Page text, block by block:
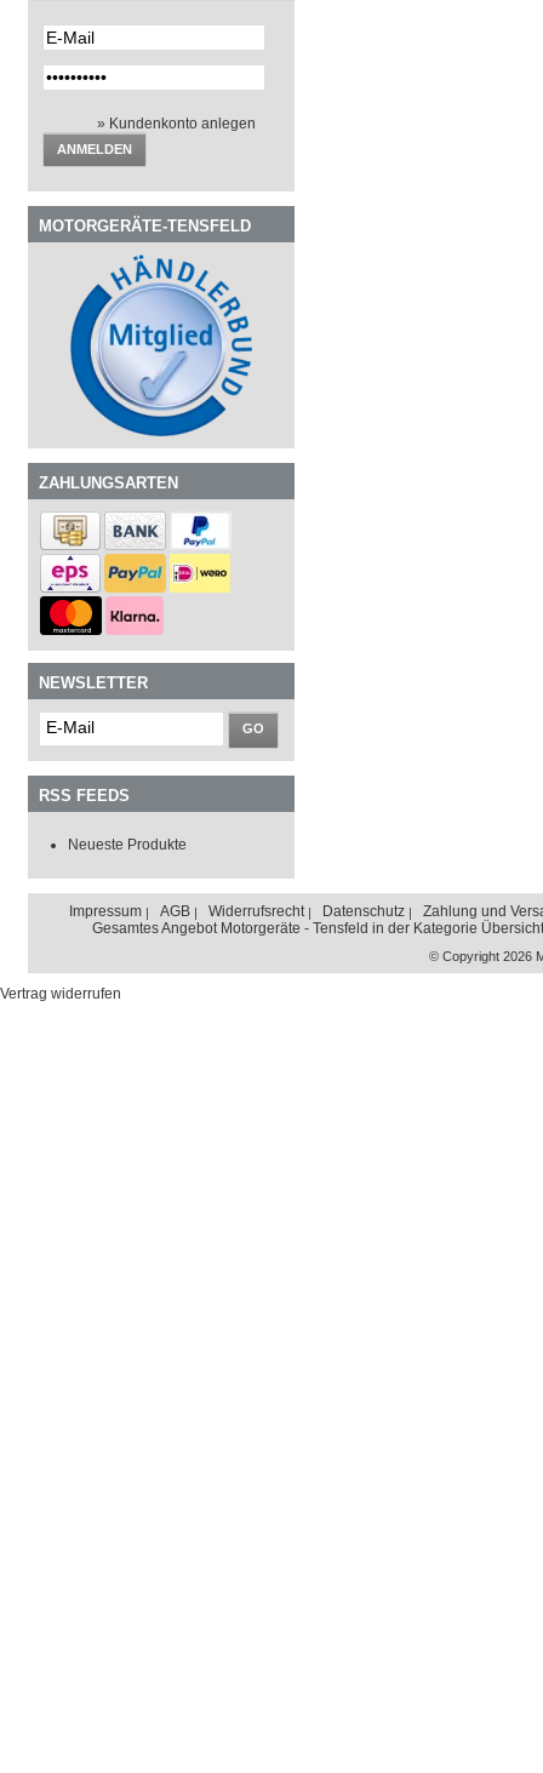
» Kundenkonto anlegen
ANMELDEN
MOTORGERÄTE-TENSFELD
ZAHLUNGSARTEN
NEWSLETTER
GO
RSS FEEDS
Neueste Produkte
Impressum AGB Widerrufsrecht Datenschutz
Zahlung und
Gesamtes Angebot Motorgeräte - Tensfeld in der Kategorie Übersicht
© Copyright 2026
Vertrag widerrufen